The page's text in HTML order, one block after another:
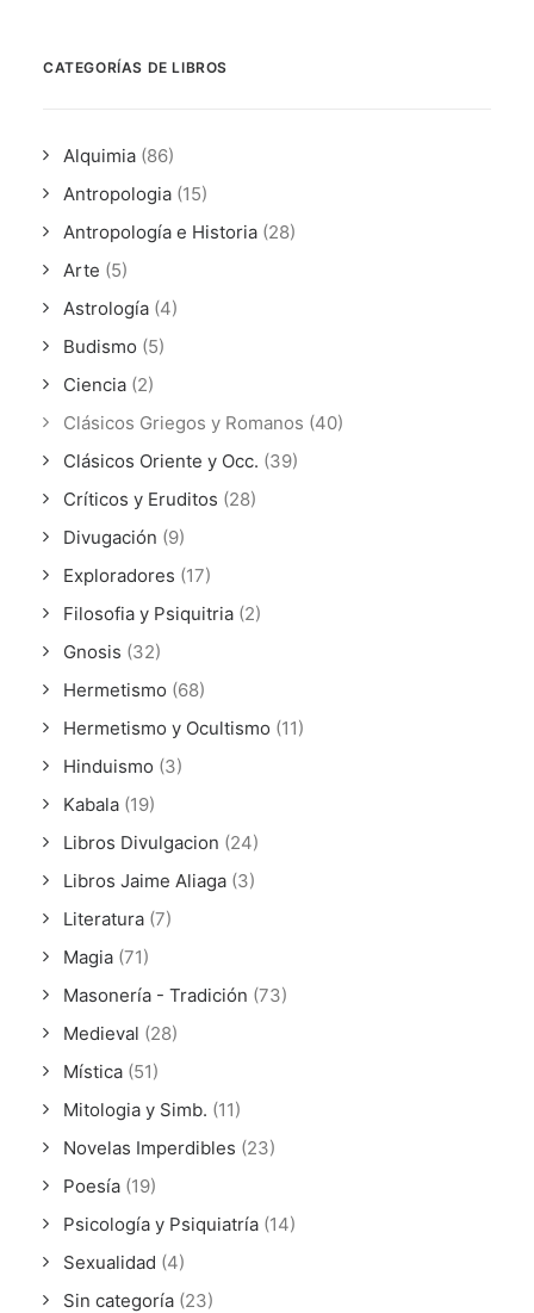
CATEGORÍAS DE LIBROS
Alquimia (86)
Antropologia (15)
Antropología e Historia (28)
Arte (5)
Astrología (4)
Budismo (5)
Ciencia (2)
Clásicos Griegos y Romanos (40)
Clásicos Oriente y Occ. (39)
Críticos y Eruditos (28)
Divugación (9)
Exploradores (17)
Filosofia y Psiquitria (2)
Gnosis (32)
Hermetismo (68)
Hermetismo y Ocultismo (11)
Hinduismo (3)
Kabala (19)
Libros Divulgacion (24)
Libros Jaime Aliaga (3)
Literatura (7)
Magia (71)
Masonería - Tradición (73)
Medieval (28)
Mística (51)
Mitologia y Simb. (11)
Novelas Imperdibles (23)
Poesía (19)
Psicología y Psiquiatría (14)
Sexualidad (4)
Sin categoría (23)